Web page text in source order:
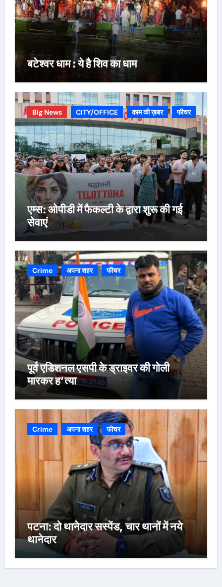
बटेश्वर धाम : ये है शिव का धाम
Big News CITY/OFFICE काम की ख़बर फीचर
एम्स: ओपीडी में फैकल्टी के द्वारा शुरू की गई
सेवाएं
Crime अपना शहर फीचर
पूर्व एडिशनल एसपी के ड्राइवर की गोली
मारकर ह’त्या
Crime अपना शहर फीचर
पटना: दो थानेदार सस्पेंड, चार थानों में नये
थानेदार